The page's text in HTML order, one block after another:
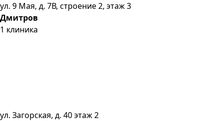
ул. 9 Мая, д. 7В, строение 2, этаж 3
Дмитров
1 клиника
ул. Загорская, д. 40 этаж 2